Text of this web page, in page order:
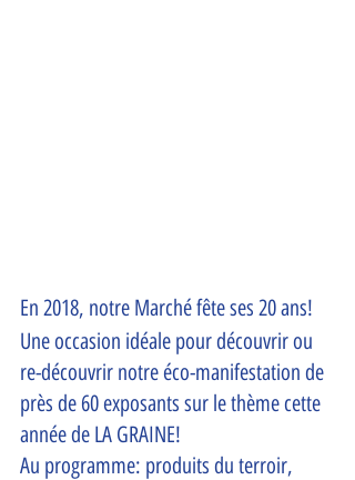
En 2018, notre Marché fête ses 20 ans!
Une occasion idéale pour découvrir ou
re-découvrir notre éco-manifestation de
près de 60 exposants sur le thème cette
année de LA GRAINE!
Au programme: produits du terroir,